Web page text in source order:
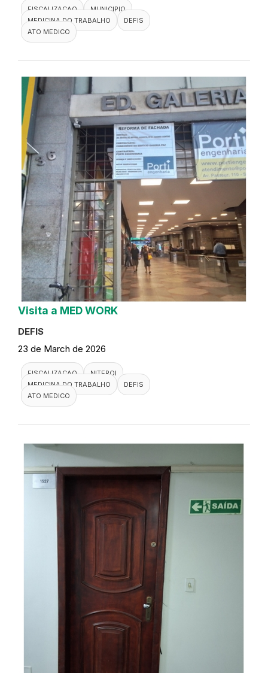
FISCALIZACAO
MUNICIPIO
MEDICINA DO TRABALHO
DEFIS
ATO MEDICO
Visita a MED WORK
DEFIS
23 de March de 2026
FISCALIZACAO
NITEROI
MEDICINA DO TRABALHO
DEFIS
ATO MEDICO